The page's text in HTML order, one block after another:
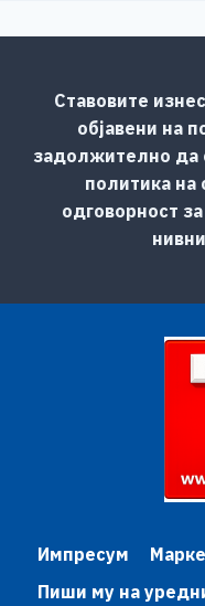
Ставовите
објавени на
задолжително да
политика на
одговорност
Импресум
Пиши му на